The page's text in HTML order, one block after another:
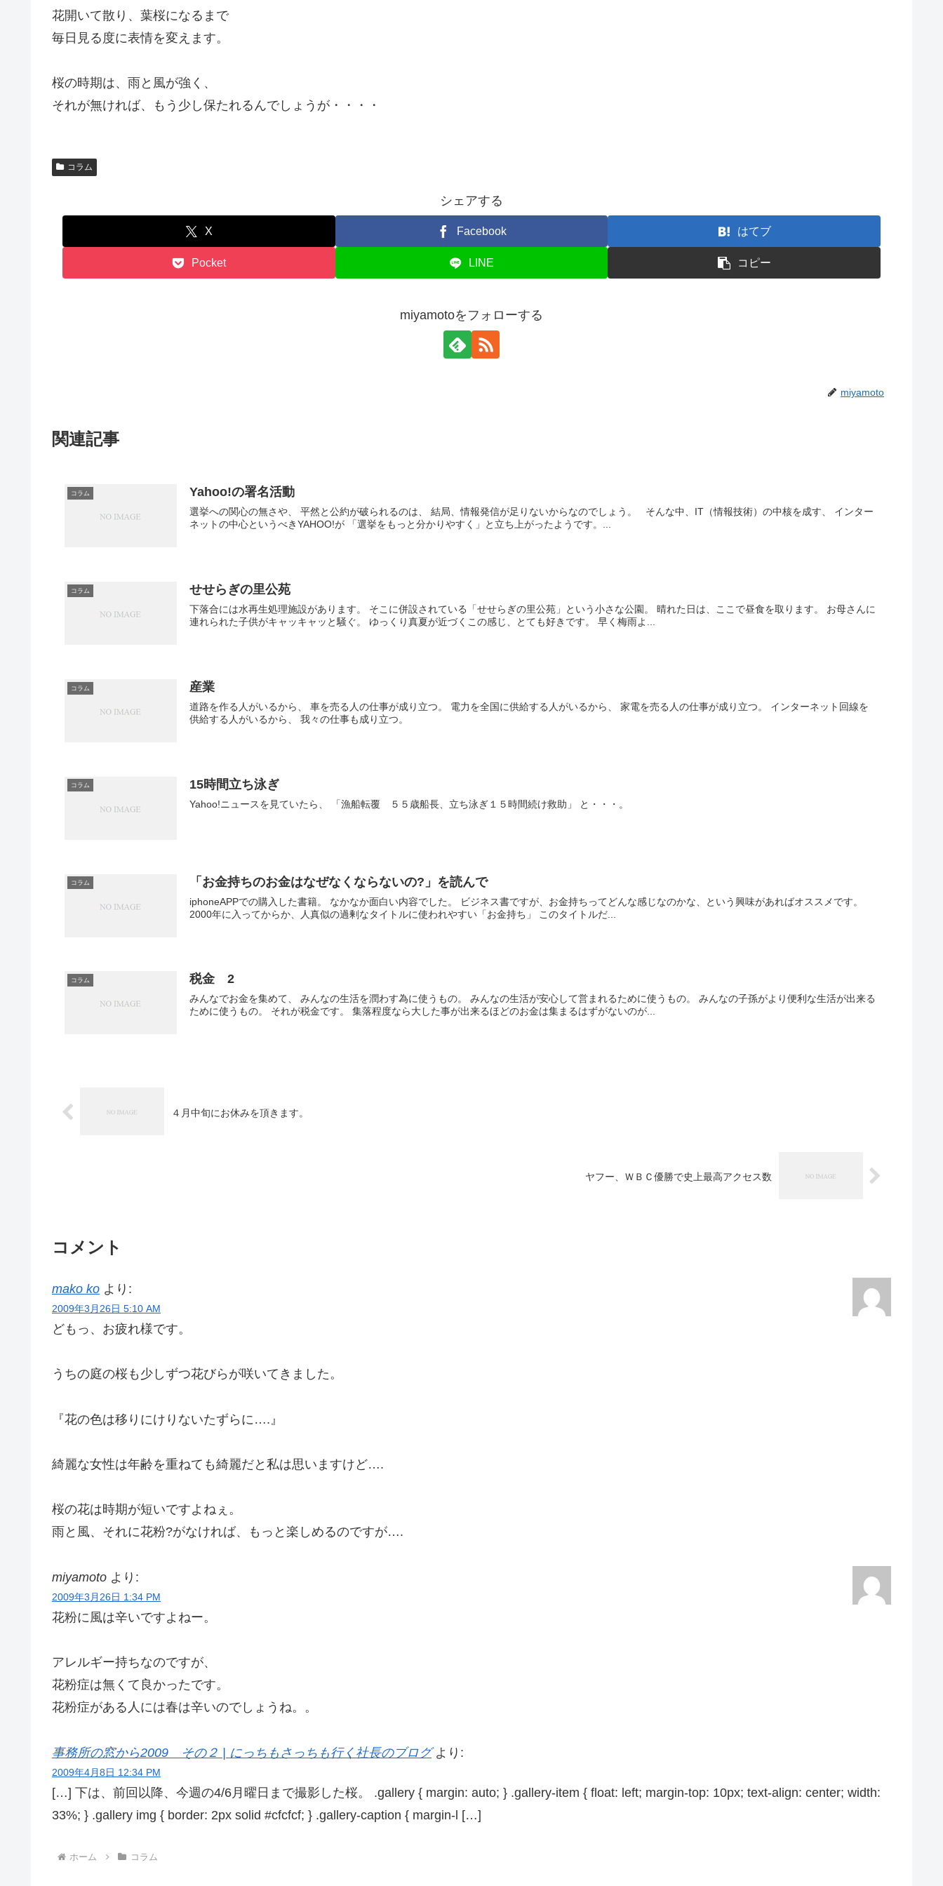
花開いて散り、葉桜になるまで
毎日見る度に表情を変えます。
桜の時期は、雨と風が強く、
それが無ければ、もう少し保たれるんでしょうが・・・・
コラム
シェアする
X Facebook はてブ
Pocket LINE コピー
miyamotoをフォローする
miyamoto
関連記事
コラム Yahoo!の署名活動
選挙への関心の無さや、 平然と公約が破られるのは、 結局、情報発信が足りないからなのでしょう。 そんな中、IT（情報技術）の中核を成す、 インター
ネットの中心というべきYAHOO!が 「選挙をもっと分かりやすく」と立ち上がったようです。...
コラム せせらぎの里公苑
下落合には水再生処理施設があります。 そこに併設されている「せせらぎの里公苑」という小さな公園。 晴れた日は、ここで昼食を取ります。 お母さんに
連れられた子供がキャッキャッと騒ぐ。 ゆっくり真夏が近づくこの感じ、とても好きです。 早く梅雨よ...
コラム 産業
道路を作る人がいるから、 車を売る人の仕事が成り立つ。 電力を全国に供給する人がいるから、 家電を売る人の仕事が成り立つ。 インターネット回線を
供給する人がいるから、 我々の仕事も成り立つ。
コラム 15時間立ち泳ぎ
Yahoo!ニュースを見ていたら、 「漁船転覆 ５５歳船長、立ち泳ぎ１５時間続け救助」 と・・・。
コラム 「お金持ちのお金はなぜなくならないの?」を読んで
iphoneAPPでの購入した書籍。 なかなか面白い内容でした。 ビジネス書ですが、お金持ちってどんな感じなのかな、という興味があればオススメです。
2000年に入ってからか、人真似の過剰なタイトルに使われやすい「お金持ち」 このタイトルだ...
コラム 税金 2
みんなでお金を集めて、 みんなの生活を潤わす為に使うもの。 みんなの生活が安心して営まれるために使うもの。 みんなの子孫がより便利な生活が出来る
ために使うもの。 それが税金です。 集落程度なら大した事が出来るほどのお金は集まるはずがないのが...
４月中旬にお休みを頂きます。
ヤフー、ＷＢＣ優勝で史上最高アクセス数
コメント
mako ko より:
2009年3月26日 5:10 AM
どもっ、お疲れ様です。
うちの庭の桜も少しずつ花びらが咲いてきました。
『花の色は移りにけりないたずらに….』
綺麗な女性は年齢を重ねても綺麗だと私は思いますけど….
桜の花は時期が短いですよねぇ。
雨と風、それに花粉?がなければ、もっと楽しめるのですが….
miyamoto より:
2009年3月26日 1:34 PM
花粉に風は辛いですよねー。
アレルギー持ちなのですが、
花粉症は無くて良かったです。
花粉症がある人には春は辛いのでしょうね。。
事務所の窓から2009 その２ | にっちもさっちも行く社長のブログ より:
2009年4月8日 12:34 PM
[…] 下は、前回以降、今週の4/6月曜日まで撮影した桜。 .gallery { margin: auto; } .gallery-item { float: left; margin-top: 10px; text-align: center; width:
33%; } .gallery img { border: 2px solid #cfcfcf; } .gallery-caption { margin-l […]
ホーム コラム